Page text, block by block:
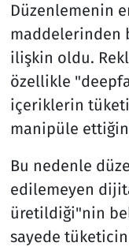
Düzenlemenin
maddelerinden
ilişkin oldu.
özellikle
içeriklerin
manipüle
Bu nedenle
edilemeyen
üretildiği"nin
sayede